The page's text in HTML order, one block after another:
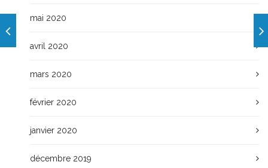
mai 2020
avril 2020
mars 2020
février 2020
janvier 2020
décembre 2019